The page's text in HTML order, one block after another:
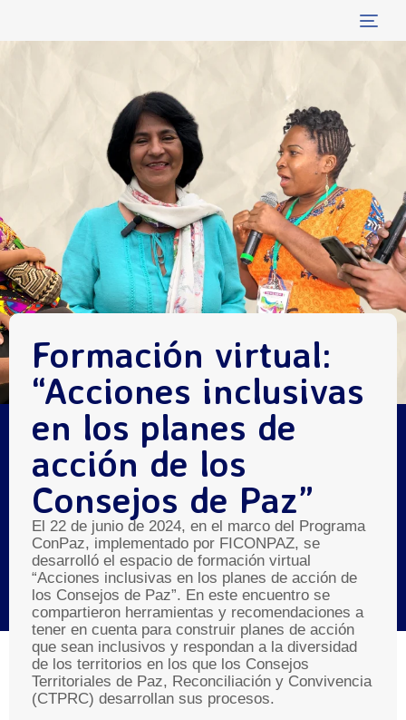
Formación virtual:
“Acciones inclusivas
en los planes de
acción de los
Consejos de Paz”
El 22 de junio de 2024, en el marco del Programa
ConPaz, implementado por FICONPAZ, se
desarrolló el espacio de formación virtual
“Acciones inclusivas en los planes de acción de
los Consejos de Paz”. En este encuentro se
compartieron herramientas y recomendaciones a
tener en cuenta para construir planes de acción
que sean inclusivos y respondan a la diversidad
de los territorios en los que los Consejos
Territoriales de Paz, Reconciliación y Convivencia
(CTPRC) desarrollan sus procesos.